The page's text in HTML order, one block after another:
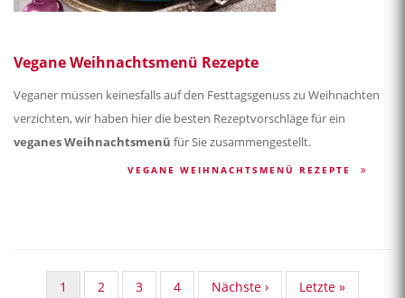
Vegane Weihnachtsmenü Rezepte
Veganer müssen keinesfalls auf den Festtagsgenuss zu Weihnachten
verzichten, wir haben hier die besten Rezeptvorschläge für ein
veganes Weihnachtsmenü für Sie zusammengestellt.
VEGANE WEIHNACHTSMENÜ REZEPTE
Aktuelle
1
Standard
2
Standard
3
Standard
4
Nächste
Nächste ›
Last
Letzte »